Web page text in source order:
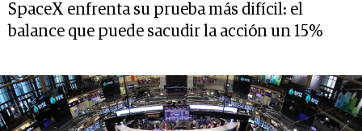
SpaceX enfrenta su prueba más difícil: el
balance que puede sacudir la acción un 15%